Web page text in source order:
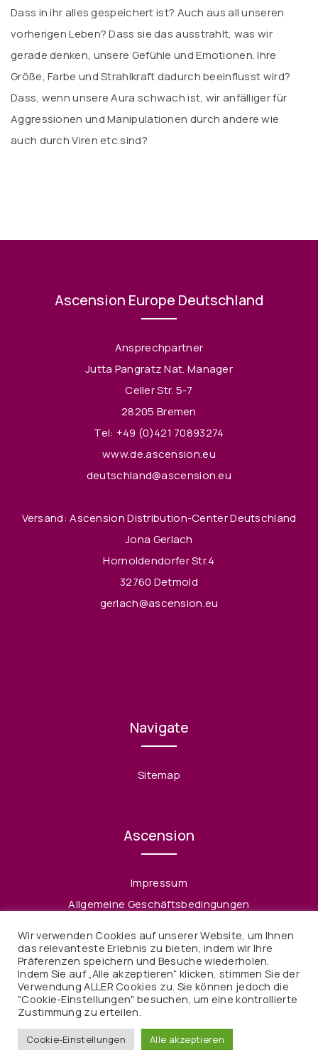
Dass in ihr alles gespeichert ist? Auch aus all unseren
vorherigen Leben? Dass sie das ausstrahlt, was wir
gerade denken, unsere Gefühle und Emotionen. Ihre
Größe, Farbe und Strahlkraft dadurch beeinflusst wird?
Dass, wenn unsere Aura schwach ist, wir anfälliger für
Aggressionen und Manipulationen durch andere wie
auch durch Viren etc.sind?
Ascension Europe Deutschland
Ansprechpartner
Jutta Pangratz Nat. Manager
Celler Str. 5-7
28205 Bremen
Tel: +49 (0)421 70893274
www.de.ascension.eu
deutschland@ascension.eu
Versand: Ascension Distribution-Center Deutschland
Jona Gerlach
Hornoldendorfer Str.4
32760 Detmold
gerlach@ascension.eu
Navigate
Sitemap
Ascension
Impressum
Allgemeine Geschäftsbedingungen
Widerruf
© 2021 Ascension. Alle Rechte vorbehalten
Webdesign & Webdevelopment von Kaffka
Wir verwenden Cookies auf unserer Website, um Ihnen
das relevanteste Erlebnis zu bieten, indem wir Ihre
Präferenzen speichern und Besuche wiederholen.
Indem Sie auf „Alle akzeptieren“ klicken, stimmen Sie der
Verwendung ALLER Cookies zu. Sie können jedoch die
"Cookie-Einstellungen" besuchen, um eine kontrollierte
Zustimmung zu erteilen.
Cookie-Einstellungen Alle akzeptieren